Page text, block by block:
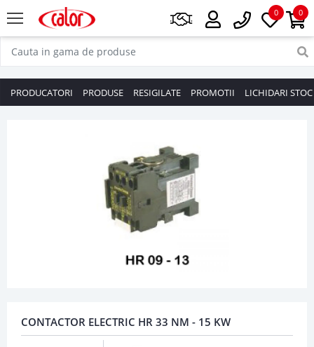
0
0
PRODUCATORI PRODUSE RESIGILATE PROMOTII LICHIDARI STOC
CONTACTOR ELECTRIC HR 33 NM - 15 KW